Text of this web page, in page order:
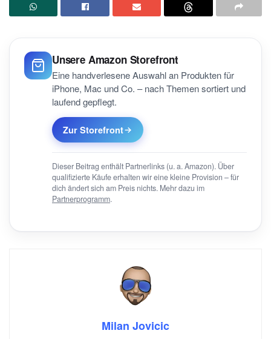
Unsere Amazon Storefront
Eine handverlesene Auswahl an Produkten für
iPhone, Mac und Co. – nach Themen sortiert und
laufend gepflegt.
Zur Storefront
Dieser Beitrag enthält Partnerlinks (u. a. Amazon). Über
qualifizierte Käufe erhalten wir eine kleine Provision – für
dich ändert sich am Preis nichts. Mehr dazu im
Partnerprogramm.
Milan Jovicic